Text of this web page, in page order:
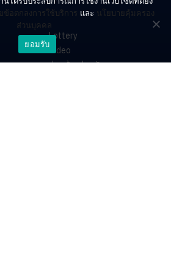
Lottery
Video
ร่วมด้วยช่วยกัน
ข้อตกลงการใช้บริการ และ นโยบายคุ้มครอง
ส่วนบุคคล
ยอมรับ